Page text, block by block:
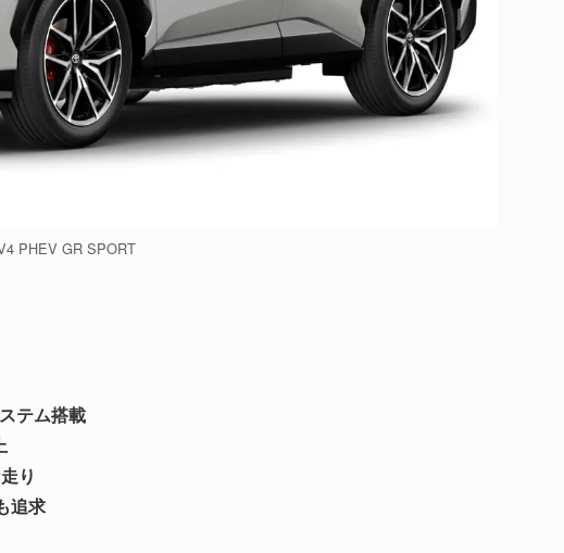
PHEV GR SPORT
テム搭載
り
追求